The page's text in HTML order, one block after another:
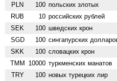
PLN 100 польских злотых
RUB 10 российских рублей
SEK 100 шведских крон
SGD 100 сингапурских
SKK 100 словацких крон
TMM 10000 туркменских манатов
TRY 100 новых турецких лир